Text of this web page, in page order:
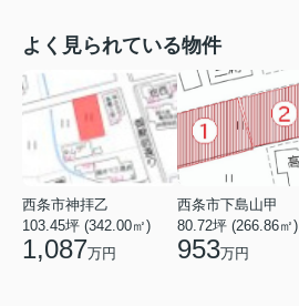
よく見られている物件
西条市神拝乙
103.45坪 (342.00㎡)
1,087万円
西条市下島山甲
80.72坪 (266.86㎡)
953万円